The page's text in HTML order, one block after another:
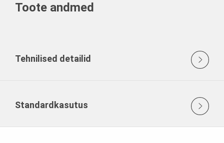
Toote andmed
Tehnilised detailid
Standardkasutus